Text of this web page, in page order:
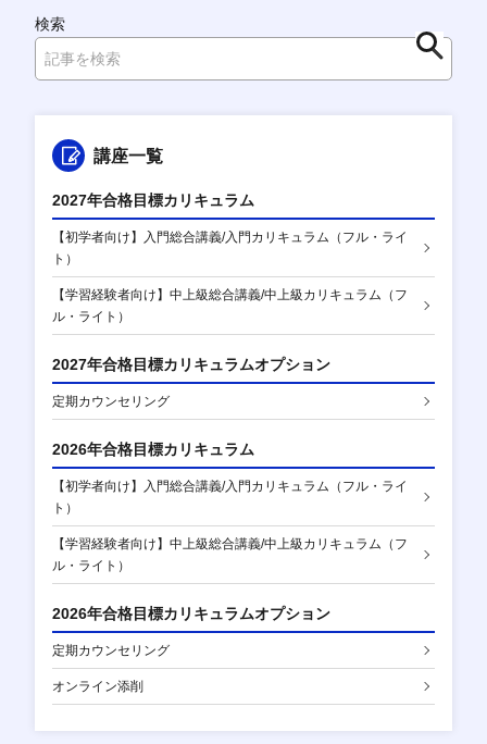
検索
検
講座一覧
2027年合格目標カリキュラム
【初学者向け】入門総合講義/入門カリキュラム（フル・ライ
ト）
【学習経験者向け】中上級総合講義/中上級カリキュラム（フ
ル・ライト）
2027年合格目標カリキュラムオプション
定期カウンセリング
2026年合格目標カリキュラム
【初学者向け】入門総合講義/入門カリキュラム（フル・ライ
ト）
【学習経験者向け】中上級総合講義/中上級カリキュラム（フ
ル・ライト）
2026年合格目標カリキュラムオプション
定期カウンセリング
オンライン添削